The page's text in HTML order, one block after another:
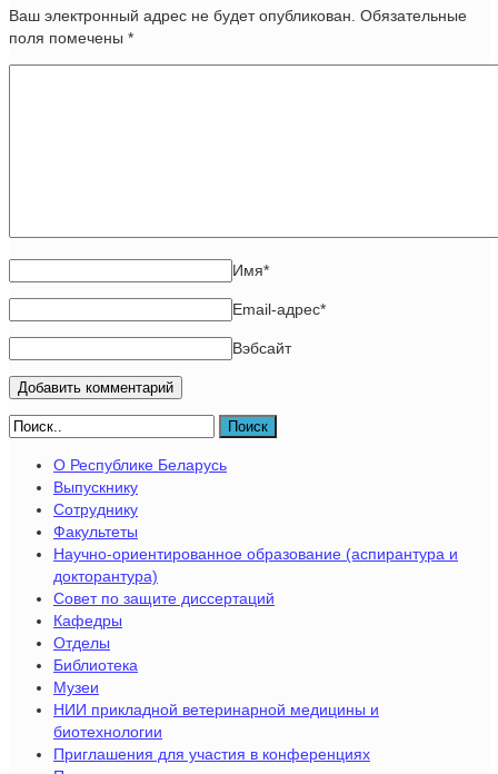
Ваш электронный адрес не будет опубликован. Обязательные
поля помечены *
Имя*
Email-адрес*
Вэбсайт
Поиск
О Республике Беларусь
Выпускнику
Сотруднику
Факультеты
Научно-ориентированное образование (аспирантура и
докторантура)
Совет по защите диссертаций
Кафедры
Отделы
Библиотека
Музеи
НИИ прикладной ветеринарной медицины и
биотехнологии
Приглашения для участия в конференциях